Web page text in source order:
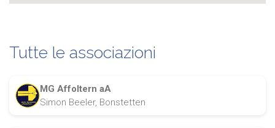
Tutte le associazioni
MG Affoltern aA
Simon Beeler, Bonstetten